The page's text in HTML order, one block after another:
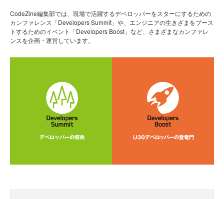
CodeZine編集部では、現場で活躍するデベロッパーをスターにするための
カンファレンス「Developers Summit」や、エンジニアの生きざまをブース
トするためのイベント「Developers Boost」など、さまざまなカンファレ
ンスを企画・運営しています。